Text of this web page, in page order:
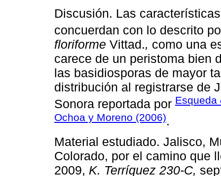
Discusión. Las
concuerdan con lo descrito
floriforme Vittad., como una
carece de un peristoma bien
las basidiosporas de mayor
distribución al registrarse de
Sonora reportada por Esqueda
Ochoa y Moreno (2006).
Material estudiado. Jalisco,
Colorado, por el camino que
2009, K. Terríquez 230-C,